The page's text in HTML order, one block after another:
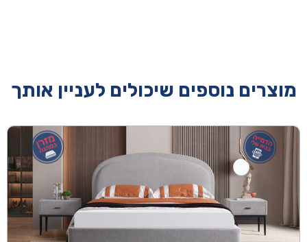
מוצרים נוספים שיכולים לעניין אותך